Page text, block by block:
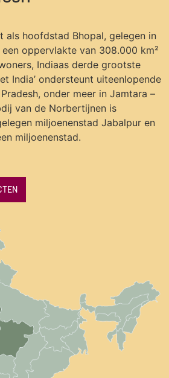
als hoofdstad Bhopal, gelegen in
oppervlakte van 308.000 km²
Indiaas derde grootste
India’ ondersteunt uiteenlopende
onder meer in Jamtara –
van de Norbertijnen is
miljoenenstad Jabalpur en
miljoenenstad.